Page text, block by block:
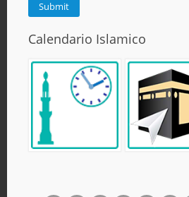
Calendario Islamico